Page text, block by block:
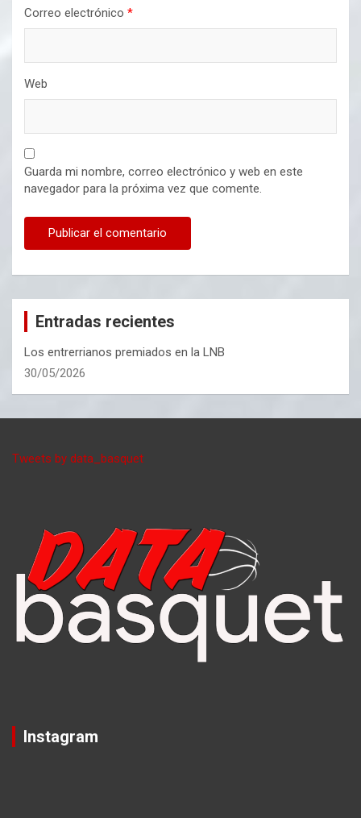
Correo electrónico *
Web
Guarda mi nombre, correo electrónico y web en este
navegador para la próxima vez que comente.
Entradas recientes
Los entrerrianos premiados en la LNB
30/05/2026
Tweets by data_basquet
Instagram